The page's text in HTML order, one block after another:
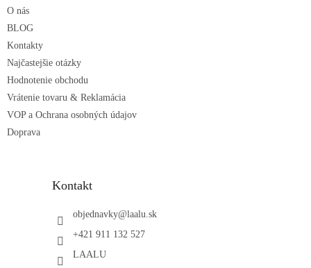
O nás
BLOG
Kontakty
Najčastejšie otázky
Hodnotenie obchodu
Vrátenie tovaru & Reklamácia
VOP a Ochrana osobných údajov
Doprava
Kontakt
objednavky@laalu.sk
+421 911 132 527
LAALU